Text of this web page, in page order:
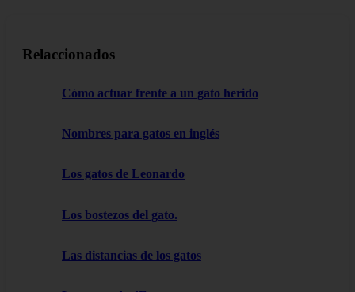
Relaccionados
Cómo actuar frente a un gato herido
Nombres para gatos en inglés
Los gatos de Leonardo
Los bostezos del gato.
Las distancias de los gatos